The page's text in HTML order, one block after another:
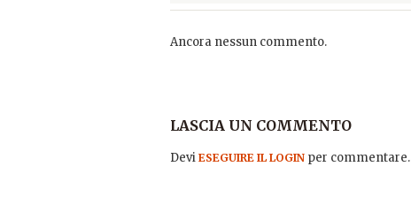
Ancora nessun commento.
LASCIA UN COMMENTO
Devi ESEGUIRE IL LOGIN per commentare.